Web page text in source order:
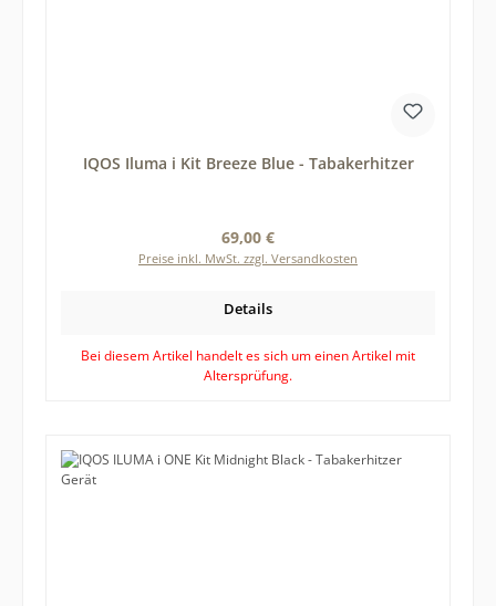
IQOS Iluma i Kit Breeze Blue - Tabakerhitzer
Regulärer Preis:
69,00 €
Preise inkl. MwSt. zzgl. Versandkosten
Details
Bei diesem Artikel handelt es sich um einen Artikel mit
Altersprüfung.